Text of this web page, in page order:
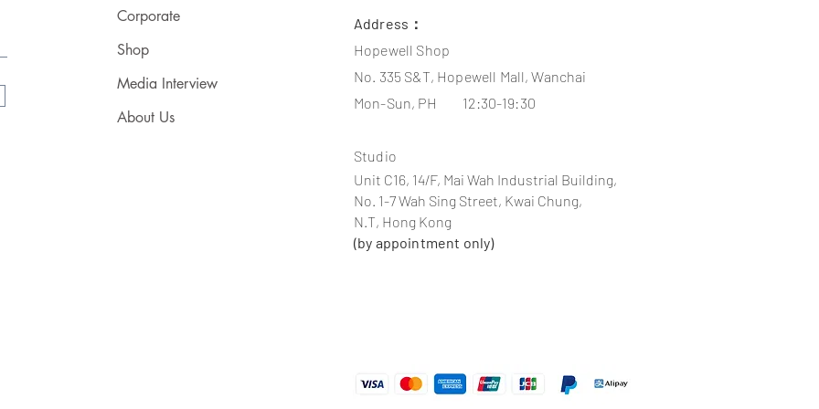
歡迎自行約課
Corporate
Shop
Media Interview
About Us
Address：
Hopewell Shop
No. 335 S&T, Hopewell Mall, Wanchai
Mon-Sun, PH 12:30-19:30
Studio
Unit C16, 14/F, Mai Wah Industrial Building,
No. 1-7 Wah Sing Street, Kwai Chung,
N.T, Hong Kong
(by appointment only)